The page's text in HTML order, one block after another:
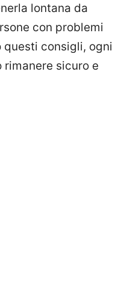
lontana da
con problemi
questi consigli, ogni
rimanere sicuro e